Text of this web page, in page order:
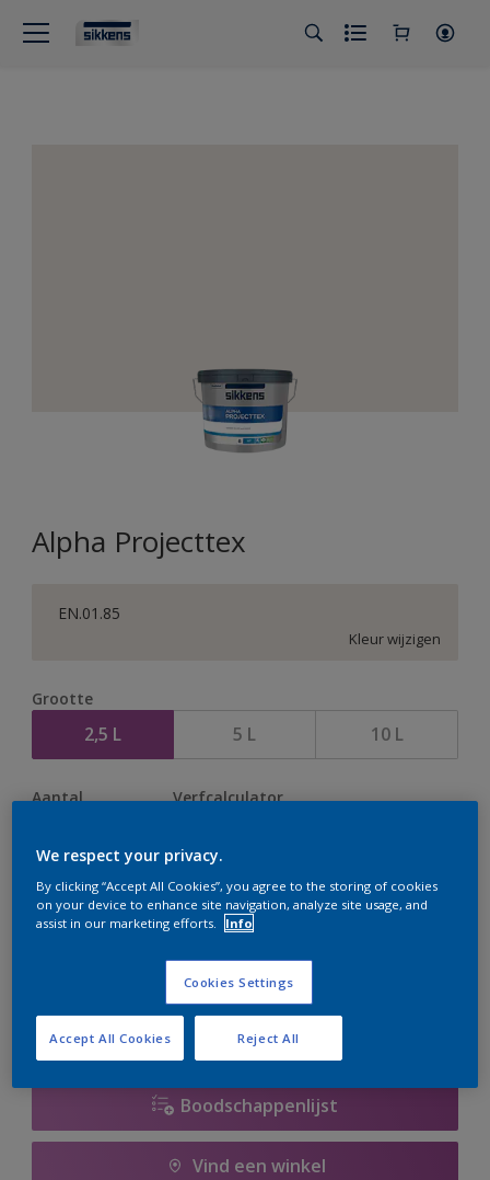
Alpha Projecttex
EN.01.85
Kleur wijzigen
Grootte
2,5 L 5 L 10 L
Aantal Verfcalculator
Op dit moment is het niet mogelijk dit product online
er hard aan om de voorraad aan te vullen.
Boodschappenlijst
Vind een winkel
We respect your privacy.
By clicking “Accept All Cookies”, you agree to the storing of cookies
on your device to enhance site navigation, analyze site usage, and
assist in our marketing efforts.
Info
Cookies Settings
Reject All
Accept All Cookies